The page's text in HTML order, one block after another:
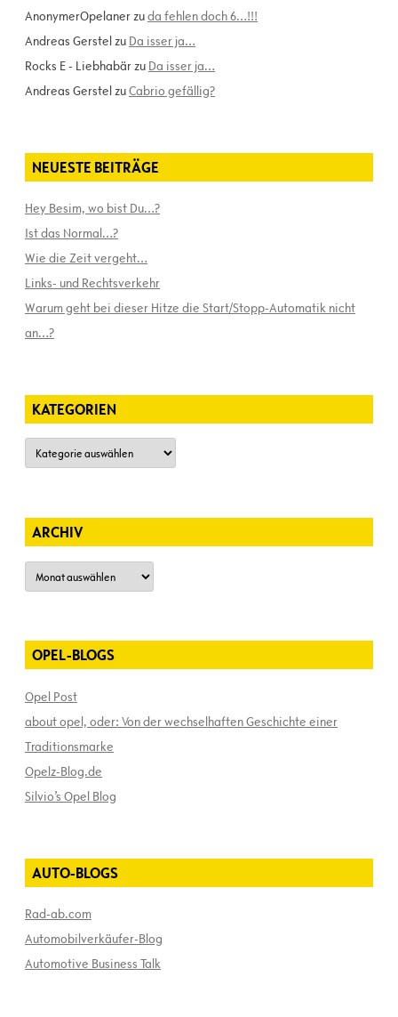
AnonymerOpelanerzuda fehlen doch 6…!!!
Andreas Gerstelzu Da isser ja…
Rocks E - Liebhabärzu Da isser ja…
Andreas GerstelzuCabrio gefällig?
NEUESTE BEITRÄGE
Hey Besim, wo bist Du…?
Ist das Normal…?
Wie die Zeit vergeht…
Links- und Rechtsverkehr
Warum geht bei dieser Hitze die Start/Stopp-Automatik nicht
an…?
KATEGORIEN
Kategorien
ARCHIV
Archiv
OPEL-BLOGS
Opel Post
about opel, oder: Von der wechselhaften Geschichte einer
Traditionsmarke
Opelz-Blog.de
Silvio’s Opel Blog
AUTO-BLOGS
Rad-ab.com
Automobilverkäufer-Blog
Automotive Business Talk